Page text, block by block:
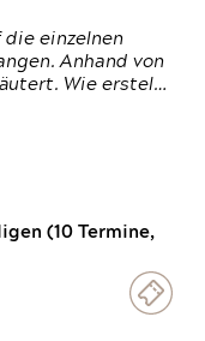
die einzelnen
Anhand von
Wie erstel…
(10 Termine,